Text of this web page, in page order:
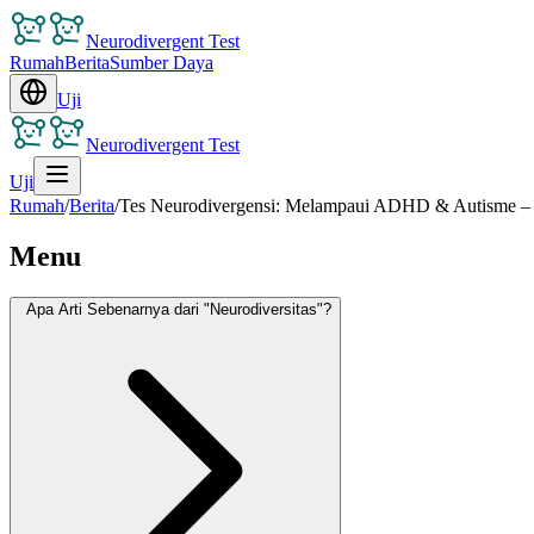
Neurodivergent Test
RumahBeritaSumber Daya
Uji
Neurodivergent Test
Uji
Rumah/Berita/Tes Neurodivergensi: Melampaui ADHD & Autisme
Menu
Apa Arti Sebenarnya dari "Neurodiversitas"?